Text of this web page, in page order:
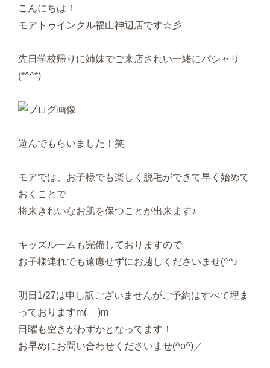
こんにちは！
モアトゥインクル福山神辺店です☆彡
先日学校帰りに姉妹でご来店されい一緒にパシャリ
(*^^*)
遊んでもらいました！笑
モアでは、お子様でも楽しく脱毛ができて早く始めて
おくことで
将来きれいなお肌を保つことが出来ます♪
キッズルームも完備しておりますので
お子様連れでも遠慮せずにお越しくださいませ(^^♪
明日1/27は申し訳ございませんがご予約はすべて埋ま
っておりますm(__)m
日曜も空きがわずかとなってます！
お早めにお問い合わせくださいませ(^o^)／